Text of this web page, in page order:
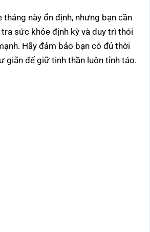
tháng này ổn định, nhưng bạn cần
sức khỏe định kỳ và duy trì thói
Hãy đảm bảo bạn có đủ thời
giãn để giữ tinh thần luôn tỉnh táo.